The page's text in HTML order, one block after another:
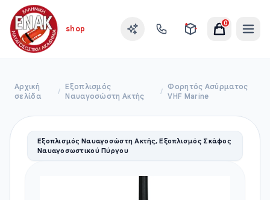
shop
0
Αρχική
σελίδα
/
Εξοπλισμός
Ναυαγοσώστη Ακτής
/
Φορητός Ασύρματος
VHF Marine
Εξοπλισμός Ναυαγοσώστη Ακτής, Εξοπλισμός Σκάφος
Ναυαγοσωστικού Πύργου